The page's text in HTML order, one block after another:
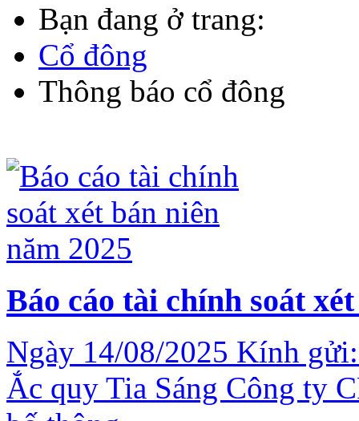
Bạn đang ở trang:
Cổ đông
Thông báo cổ đông
Báo cáo tài chính soát
Ngày 14/08/2025 Kính
Ắc quy Tia Sáng Công ty